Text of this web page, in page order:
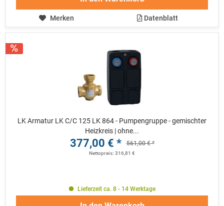
Merken Datenblatt
LK Armatur LK C/C 125 LK 864 - Pumpengruppe - gemischter
Heizkreis | ohne...
377,00 € * 561,00 € *
Nettopreis: 316,81 €
Lieferzeit ca. 8 - 14 Werktage